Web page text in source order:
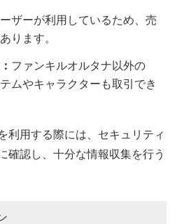
ザーが利用しているため、売
ります。
ファンキルオルタナ以外の
ムやキャラクターも取引でき
利用する際には、セキュリティ
確認し、十分な情報収集を行う